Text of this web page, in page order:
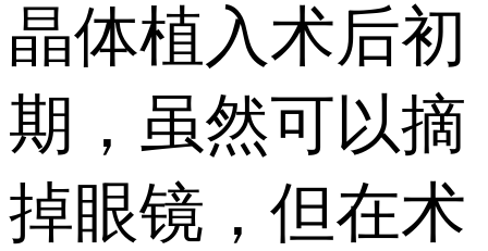
晶体植入术后初
期，虽然可以摘
掉眼镜，但在术